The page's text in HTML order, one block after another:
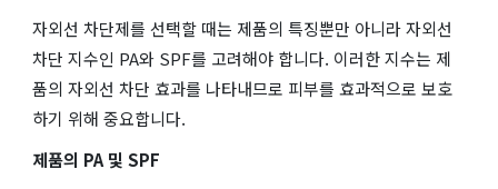
자외선 차단제를 선택할 때는 제품의 특징뿐만 아니라 자외선
차단 지수인 PA와 SPF를 고려해야 합니다. 이러한 지수는 제
품의 자외선 차단 효과를 나타내므로 피부를 효과적으로 보호
하기 위해 중요합니다.
제품의 PA 및 SPF